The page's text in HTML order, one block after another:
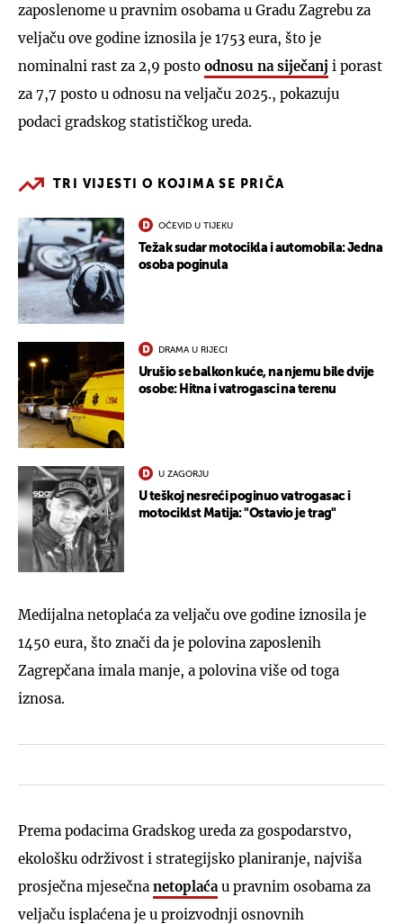
zaposlenome u pravnim osobama u Gradu Zagrebu za
veljaču ove godine iznosila je 1753 eura, što je
nominalni rast za 2,9 posto odnosu na siječanj i porast
za 7,7 posto u odnosu na veljaču 2025., pokazuju
podaci gradskog statističkog ureda.
TRI VIJESTI O KOJIMA SE PRIČA
OČEVID U TIJEKU
Težak sudar motocikla i automobila: Jedna
osoba poginula
DRAMA U RIJECI
Urušio se balkon kuće, na njemu bile dvije
osobe: Hitna i vatrogasci na terenu
U ZAGORJU
U teškoj nesreći poginuo vatrogasac i
motociklst Matija: "Ostavio je trag"
Medijalna netoplaća za veljaču ove godine iznosila je
1450 eura, što znači da je polovina zaposlenih
Zagrepčana imala manje, a polovina više od toga
iznosa.
Prema podacima Gradskog ureda za gospodarstvo,
ekološku održivost i strategijsko planiranje, najviša
prosječna mjesečna netoplaća u pravnim osobama za
veljaču isplaćena je u proizvodnji osnovnih